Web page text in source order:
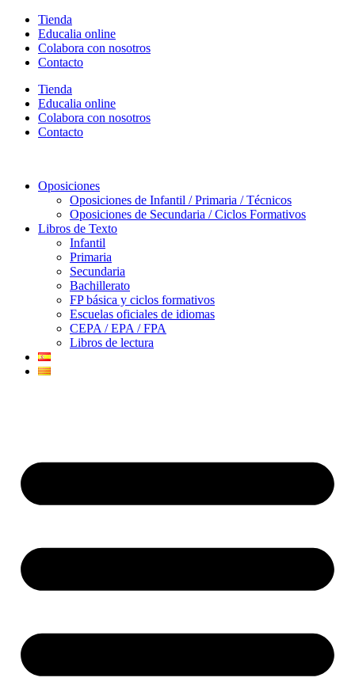
contenido
Tienda
Educalia online
Colabora con nosotros
Contacto
Tienda
Educalia online
Colabora con nosotros
Contacto
Oposiciones
Oposiciones de Infantil / Primaria / Técnicos
Oposiciones de Secundaria / Ciclos Formativos
Libros de Texto
Infantil
Primaria
Secundaria
Bachillerato
FP básica y ciclos formativos
Escuelas oficiales de idiomas
CEPA / EPA / FPA
Libros de lectura